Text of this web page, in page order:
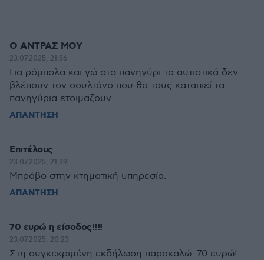
Ο ΑΝΤΡΑΣ ΜΟΥ
23.07.2025, 21:56
Για ρόμπολα και γώ στο πανηγύρι τα αυτιστικά δεν
βλέπουν τον σουλτάνο που θα τους καταπιεί τα
πανηγύρια ετοιμαζουν
ΑΠΑΝΤΗΣΗ
Επιτέλους
23.07.2025, 21:39
Μπράβο στην κτηματική υπηρεσία.
ΑΠΑΝΤΗΣΗ
70 ευρώ η είσοδος!!!!
23.07.2025, 20:23
Στη συγκεκριμένη εκδήλωση παρακαλώ. 70 ευρώ!